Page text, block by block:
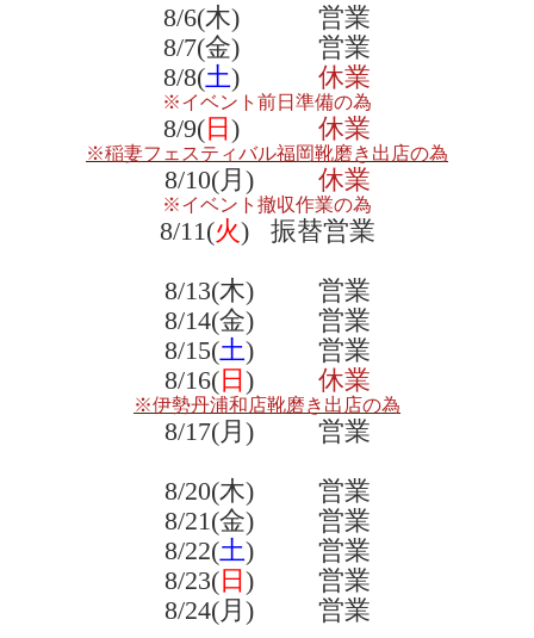
8/6(木) 営業
8/7(金) 営業
8/8(土) 休業
※イベント前日準備の為
8/9(日) 休業
※稲妻フェスティバル福岡靴磨き出店の為
8/10(月) 休業
※イベント撤収作業の為
8/11(火) 振替営業
8/13(木) 営業
8/14(金) 営業
8/15(土) 営業
8/16(日) 休業
※伊勢丹浦和店靴磨き出店の為
8/17(月) 営業
8/20(木) 営業
8/21(金) 営業
8/22(土) 営業
8/23(日) 営業
8/24(月) 営業